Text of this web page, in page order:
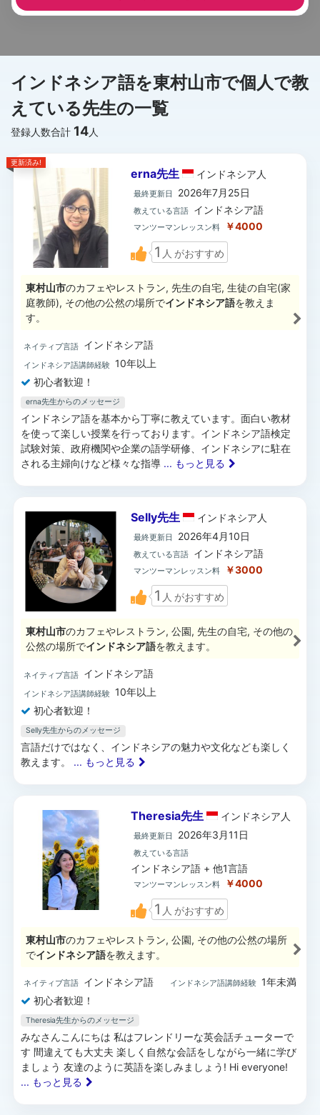
インドネシア語を東村山市で個人で教
えている先生の一覧
登録人数合計 14人
更新済み!
erna先生 インドネシア 人
最終更新日 2026年7月25日
教えている言語 インドネシア語
マンツーマンレッスン料 ￥4000
1 人 がおすすめ
東村山市のカフェやレストラン, 先生の自宅, 生徒の自宅(家
庭教師), その他の公然の場所でインドネシア語を教えま
す。
ネイティブ言語 インドネシア語
インドネシア語講師経験 10年以上
初心者歓迎！
erna先生からのメッセージ
インドネシア語を基本から丁寧に教えています。面白い教材
を使って楽しい授業を行っております。インドネシア語検定
試験対策、政府機関や企業の語学研修、インドネシアに駐在
される主婦向けなど様々な指導 ... もっと見る
Selly先生 インドネシア 人
最終更新日 2026年4月10日
教えている言語 インドネシア語
マンツーマンレッスン料 ￥3000
1 人 がおすすめ
東村山市のカフェやレストラン, 公園, 先生の自宅, その他の
公然の場所でインドネシア語を教えます。
ネイティブ言語 インドネシア語
インドネシア語講師経験 10年以上
初心者歓迎！
Selly先生からのメッセージ
言語だけではなく、インドネシアの魅力や文化なども楽しく
教えます。 ... もっと見る
Theresia先生 インドネシア 人
最終更新日 2026年3月11日
教えている言語
インドネシア語 + 他1言語
マンツーマンレッスン料 ￥4000
1 人 がおすすめ
東村山市のカフェやレストラン, 公園, その他の公然の場所
でインドネシア語を教えます。
ネイティブ言語 インドネシア語 インドネシア語講師経験 1年未満
初心者歓迎！
Theresia先生からのメッセージ
みなさんこんにちは 私はフレンドリーな英会話チューターで
す 間違えても大丈夫 楽しく自然な会話をしながら一緒に学び
ましょう 友達のように英語を楽しみましょう! Hi everyone!
... もっと見る